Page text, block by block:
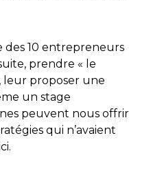
des 10 entrepreneurs
prendre « le
leur proposer une
un stage
peuvent nous offrir
qui n’avaient